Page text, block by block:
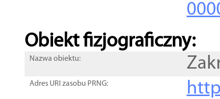
Obiekt fizjograficzny:
Nazwa obiektu:
Adres URI zasobu PRNG: